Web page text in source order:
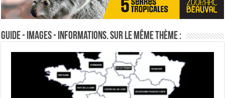
Guide - Images - Informations. Sur le même thème :